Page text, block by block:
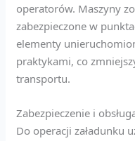
operatorów. Maszyny
zabezpieczone w
elementy
praktykami, co
transportu.
Zabezpieczenie i
Do operacji załadunku